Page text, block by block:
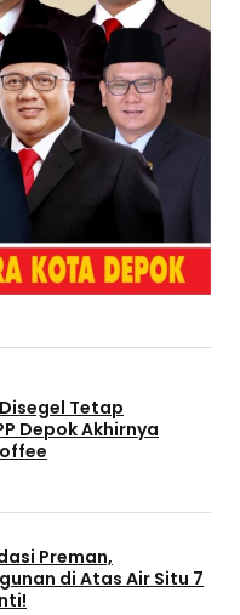
Tetap
Depok Akhirnya
Preman,
di Atas Air Situ 7